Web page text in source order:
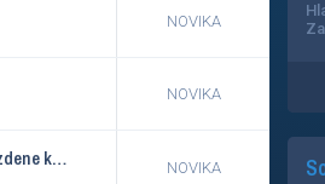
NOVIKA
NOVIKA
kolega predava peugeota 106 , tie staty by mohli suhlasit, ale napriklad najazdene km si nepamatam, spytam sa ho, pripadne ziskam fotky .. NOVIKA